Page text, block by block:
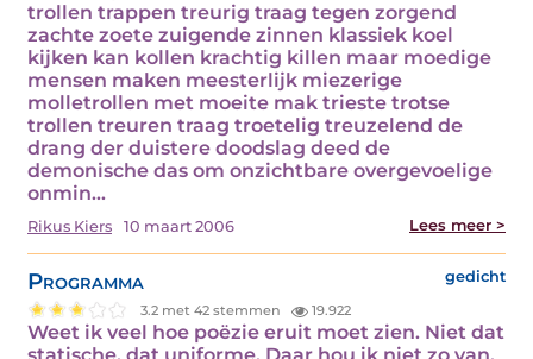
trollen trappen treurig traag tegen zorgend
zachte zoete zuigende zinnen klassiek koel
kijken kan kollen krachtig killen maar moedige
mensen maken meesterlijk miezerige
molletrollen met moeite mak trieste trotse
trollen treuren traag troetelig treuzelend de
drang der duistere doodslag deed de
demonische das om onzichtbare overgevoelige
onmin…
Rikus Kiers 10 maart 2006 Lees meer >
Programma gedicht
3.2 met 42 stemmen 19.922
Weet ik veel hoe poëzie eruit moet zien. Niet dat